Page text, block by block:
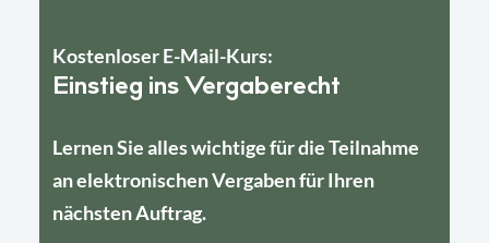
Kostenloser E-Mail-Kurs:
Einstieg ins Vergaberecht
Lernen Sie alles wichtige für die Teilnahme
an elektronischen Vergaben für Ihren
nächsten Auftrag.